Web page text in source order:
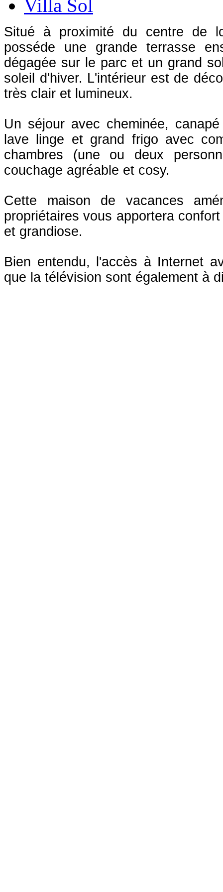
Villa Sol
Situé à proximité du centre de
posséde une grande terrasse
dégagée sur le parc et un grand
soleil d'hiver. L'intérieur est de
très clair et lumineux.
Un séjour avec cheminée,
lave linge et grand frigo avec
chambres (une ou deux
couchage agréable et cosy.
Cette maison de vacances
propriétaires vous apportera
et grandiose.
Bien entendu, l'accès à Internet
que la télévision sont également à